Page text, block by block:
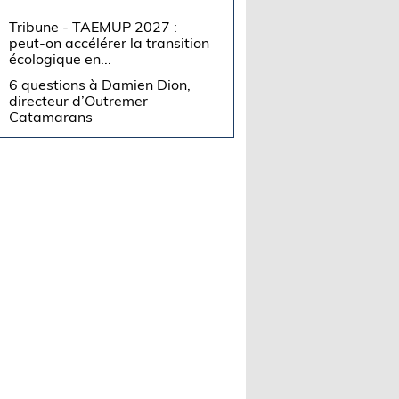
Tribune - TAEMUP 2027 :
peut-on accélérer la transition
écologique en...
6 questions à Damien Dion,
directeur d’Outremer
Catamarans